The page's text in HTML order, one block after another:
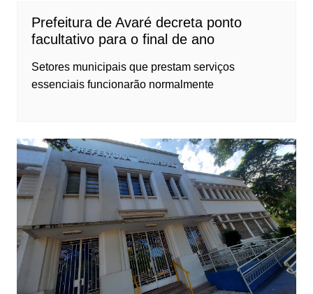
Prefeitura de Avaré decreta ponto
facultativo para o final de ano
Setores municipais que prestam serviços
essenciais funcionarão normalmente